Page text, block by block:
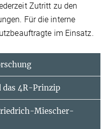
Zutritt zu den
Für die interne
im Einsatz.
das 4R-Prinzip
Miescher-